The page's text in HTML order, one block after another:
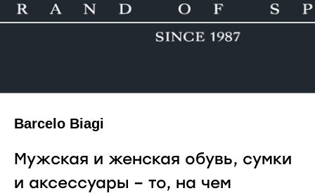
Barcelo Biagi
Мужская и женская обувь, сумки
и аксессуары – то, на чем